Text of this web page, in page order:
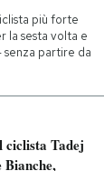
più forte
la sesta volta e
senza partire da
ciclista Tadej
Bianche,